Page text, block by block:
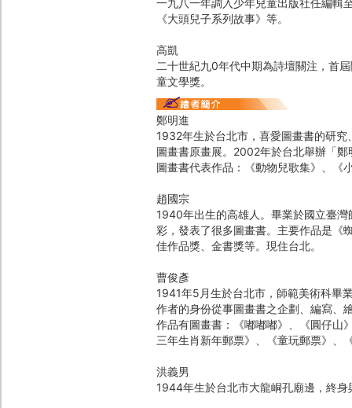
一九八一年調入少年兒童出版社任編輯
《大頭兒子系列故事》等。
高凱
二十世紀九0年代中期為詩壇關注，首
童文學獎。
鄭明進
1932年生於台北市，喜愛圖畫書的研
圖畫書原畫展。2002年於台北舉辦「
圖畫書代表作品：《動物兒歌集》、《
趙國宗
1940年出生的高雄人。畢業於國立臺
彩，發表了很多圖畫書。主要作品是《
佳作品獎、金書獎等。現住台北。
曹俊彥
1941年5月生於台北市，師範美術科畢
作者的身份從事圖畫書之企劃、編寫、
作品有圖畫書：《嘟嘟嘟》、《圓仔山
三年生肖新年郵票》、《童玩郵票》、
洪義男
1944年生於台北市大龍峒孔廟邊，終